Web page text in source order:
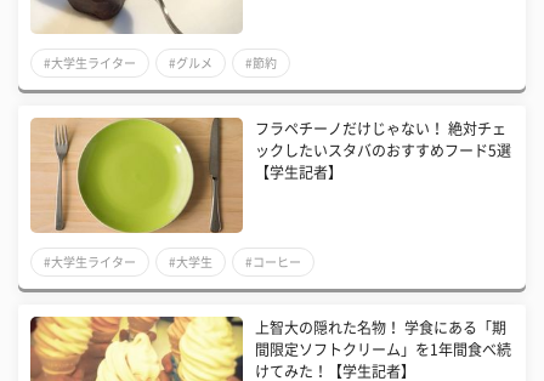
#大学生ライター #グルメ #節約
フラペチーノだけじゃない！ 絶対チェ
ックしたいスタバのおすすめフード5選
【学生記者】
#大学生ライター #大学生 #コーヒー
上智大の隠れた名物！ 学食にある「期
間限定ソフトクリーム」を1年間食べ続
けてみた！【学生記者】